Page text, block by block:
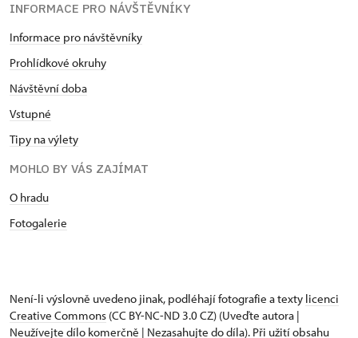
INFORMACE PRO NÁVŠTĚVNÍKY
Informace pro návštěvníky
Prohlídkové okruhy
Návštěvní doba
Vstupné
Tipy na výlety
MOHLO BY VÁS ZAJÍMAT
O hradu
Fotogalerie
Není-li výslovně uvedeno jinak, podléhají fotografie a texty licenci
Creative Commons (CC BY-NC-ND 3.0 CZ) (Uveďte autora |
Neužívejte dílo komerčně | Nezasahujte do díla). Při užití obsahu